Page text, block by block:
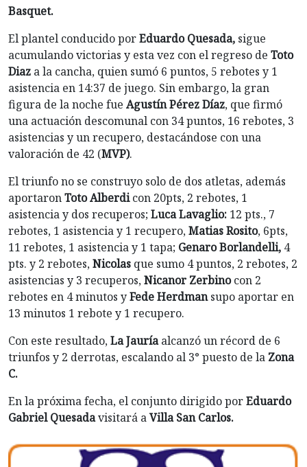
Basquet.
El plantel conducido porEduardo Quesada, sigue
acumulando victorias y esta vez con el regreso de Toto
Diaz a la cancha, quien sumó 6 puntos, 5 rebotes y 1
asistencia en 14:37 de juego. Sin embargo, la gran
figura de la noche fue Agustín Pérez Díaz, que firmó
una actuación descomunal con 34 puntos, 16 rebotes, 3
asistencias y un recupero, destacándose con una
valoración de 42 (MVP).
El triunfo no se construyo solo de dos atletas, además
aportaronToto Alberdicon 20pts, 2 rebotes, 1
asistencia y dos recuperos; Luca Lavaglio: 12 pts., 7
rebotes, 1 asistencia y 1 recupero,Matias Rosito, 6pts,
11 rebotes, 1 asistencia y 1 tapa; Genaro Borlandelli, 4
pts. y 2 rebotes,Nicolas que sumo 4 puntos, 2 rebotes, 2
asistencias y 3 recuperos,Nicanor Zerbinocon 2
rebotes en 4 minutos yFede Herdmansupo aportar en
13 minutos 1 rebote y 1 recupero.
Con este resultado,La Jauríaalcanzó un récord de 6
triunfos y 2 derrotas, escalando al 3° puesto de la Zona
C.
En la próxima fecha, el conjunto dirigido porEduardo
Gabriel Quesadavisitará aVilla San Carlos.